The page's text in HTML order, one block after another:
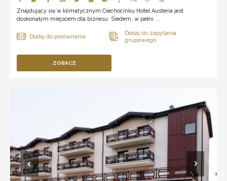
Znajdujący się w klimatycznym Ciechocinku Hotel Austeria jest
doskonałym miejscem dla biznesu. Siedem, w pełni ...
ZOBACZ